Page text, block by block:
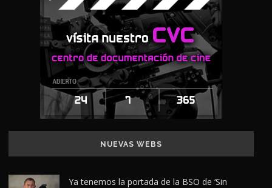
NUEVAS WEBS
Ya tenemos la portada de la BSO de ‘Sin